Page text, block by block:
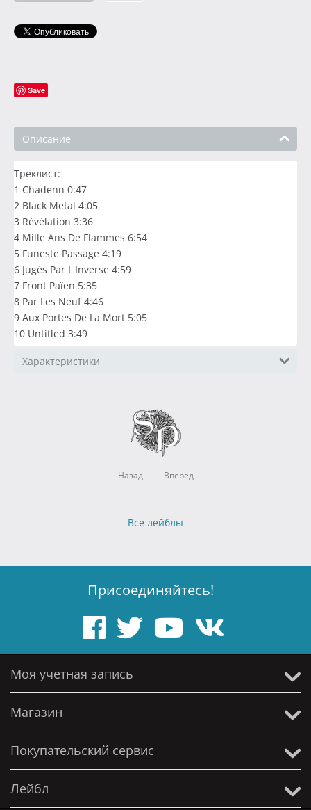
Save
Описание
Треклист:
1 Chadenn 0:47
2 Black Metal 4:05
3 Révélation 3:36
4 Mille Ans De Flammes 6:54
5 Funeste Passage 4:19
6 Jugés Par L'Inverse 4:59
7 Front Païen 5:35
8 Par Les Neuf 4:46
9 Aux Portes De La Mort 5:05
10 Untitled 3:49
Характеристики
Назад Вперед
Все лейблы
Присоединяйтесь!
Моя учетная запись
Магазин
Покупательский сервис
Лейбл